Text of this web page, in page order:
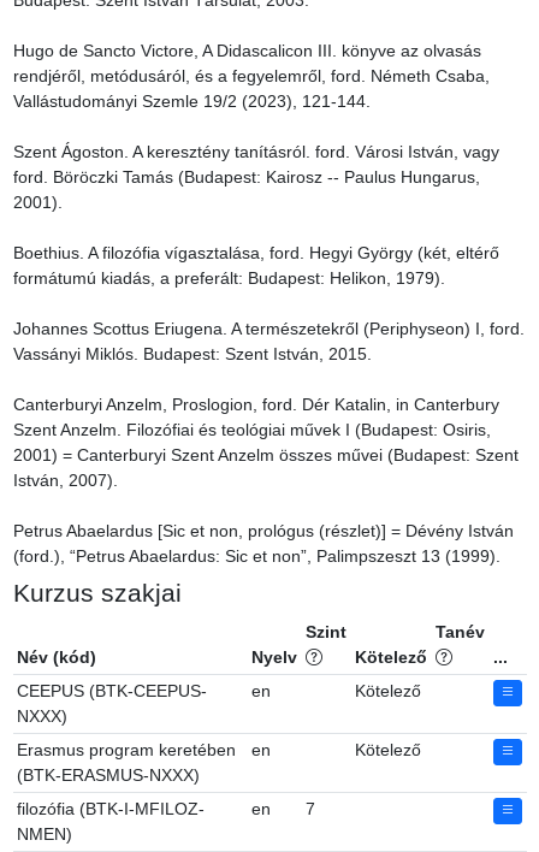
Hugo de Sancto Victore, A Didascalicon III. könyve az olvasás
rendjéről, metódusáról, és a fegyelemről, ford. Németh Csaba,
Vallástudományi Szemle 19/2 (2023), 121-144.
Szent Ágoston. A keresztény tanításról. ford. Városi István, vagy
ford. Böröczki Tamás (Budapest: Kairosz -- Paulus Hungarus,
2001).
Boethius. A filozófia vígasztalása, ford. Hegyi György (két, eltérő
formátumú kiadás, a preferált: Budapest: Helikon, 1979).
Johannes Scottus Eriugena. A természetekről (Periphyseon) I, ford.
Vassányi Miklós. Budapest: Szent István, 2015.
Canterburyi Anzelm, Proslogion, ford. Dér Katalin, in Canterbury
Szent Anzelm. Filozófiai és teológiai művek I (Budapest: Osiris,
2001) = Canterburyi Szent Anzelm összes művei (Budapest: Szent
István, 2007).
Petrus Abaelardus [Sic et non, prológus (részlet)] = Dévény István
(ford.), “Petrus Abaelardus: Sic et non”, Palimpszeszt 13 (1999).
Kurzus szakjai
Név (kód) Nyelv
Szint
Kötelező
Tanév
...
CEEPUS (BTK-CEEPUS-
NXXX)
en Kötelező
Erasmus program keretében
(BTK-ERASMUS-NXXX)
en Kötelező
filozófia (BTK-I-MFILOZ-
NMEN)
en 7